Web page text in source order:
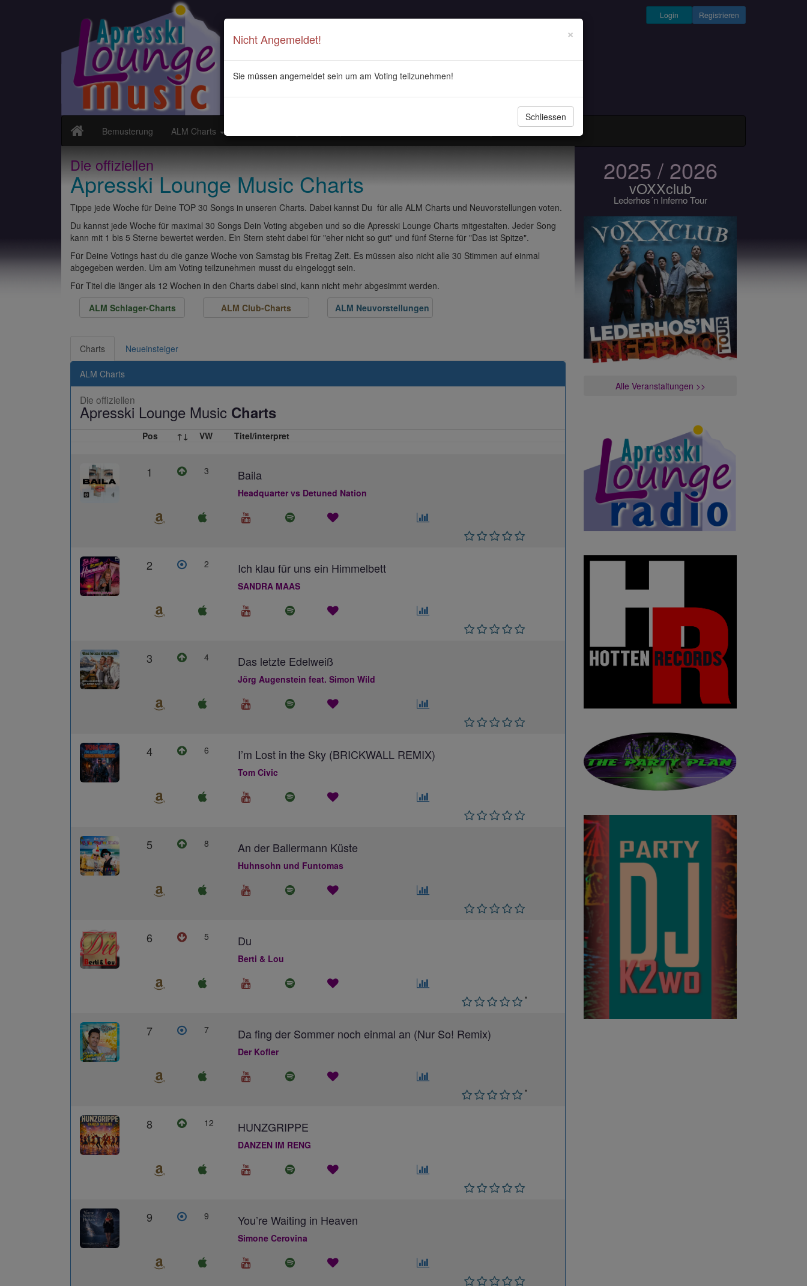
Registrieren
Login
Bemusterung ALM Charts
Die offiziellen
Apresski Lounge Music Charts
Tippe jede Woche für Deine TOP 30 Songs in unseren Charts. Dabei kannst Du für alle ALM Charts und Neuvorstellungen voten.
Du kannst jede Woche für maximal 30 Songs Dein Voting abgeben und so die Apresski Lounge Charts mitgestalten. Jeder Song
kann mit 1 bis 5 Sterne bewertet werden. Ein Stern steht dabei für "eher nicht so gut" und fünf Sterne für "Das ist Spitze".
Für Deine Votings hast du die ganze Woche von Samstag bis Freitag Zeit. Es müssen also nicht alle 30 Stimmen auf einmal
abgegeben werden. Um am Voting teilzunehmen musst du eingeloggt sein.
Für Titel die länger als 12 Wochen in den Charts dabei sind, kann nicht mehr abgesimmt werden.
ALM Schlager-Charts
ALM Club-Charts ALM Neuvorstellungen
×
Nicht Angemeldet!
Sie müssen angemeldet sein um am Voting teilzunehmen!
Schliessen
Charts Neueinsteiger
ALM Charts
Die offiziellen
Apresski Lounge Music Charts
Pos ↑↓ VW Titel/interpret
1 3 Baila
Headquarter vs Detuned Nation
2 2 Ich klau für uns ein Himmelbett
SANDRA MAAS
3 4 Das letzte Edelweiß
Jörg Augenstein feat. Simon Wild
4 6 I’m Lost in the Sky (BRICKWALL REMIX)
Tom Civic
5 8 An der Ballermann Küste
Huhnsohn und Funtomas
6 5 Du
Berti & Lou
*
7 7 Da fing der Sommer noch einmal an (Nur So! Remix)
Der Kofler
*
8 12 HUNZGRIPPE
DANZEN IM RENG
9 9 You’re Waiting in Heaven
Simone Cerovina
2025 / 2026
vOXXclub
Lederhos´n Inferno Tour
Alle Veranstaltungen >>